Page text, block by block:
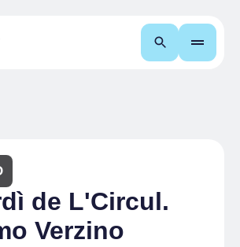
Cerca
de L'Circul.
Verzino